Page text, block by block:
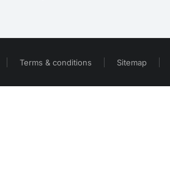
Terms & conditions Sitemap